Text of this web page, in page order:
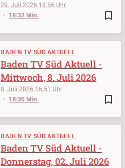
bookmark_border
29. Juli 2026 18:56
18:32 Min.
BADEN TV SÜD AKTUELL
bookmark_border
8. Juli 2026 16:51
18:30 Min.
Baden TV Süd Aktuell -
Mittwoch, 8. Juli 2026
BADEN TV SÜD AKTUELL
Baden TV Süd Aktuell -
Donnerstag, 02. Juli 2026